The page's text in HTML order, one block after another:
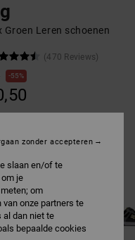
Groen Leren schoenen
(470 Reviews)
55%
offwhite
slaan en/of te
je
om
onze partners te
al dan niet te
bepaalde cookies
zonder accepteren